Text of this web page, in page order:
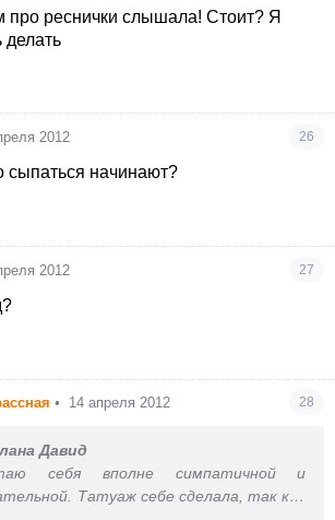
про реснички слышала! Стоит? Я
делать
2012 26
сыпаться начинают?
2012 27
• 14 апреля 2012 28
Давид
себя вполне симпатичной и
Татуаж себе сделала, так как